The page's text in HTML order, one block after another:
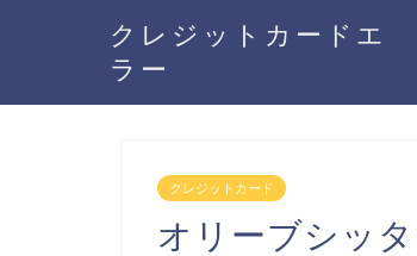
クレジットカードエ
ラー
クレジットカード
オリーブシッ